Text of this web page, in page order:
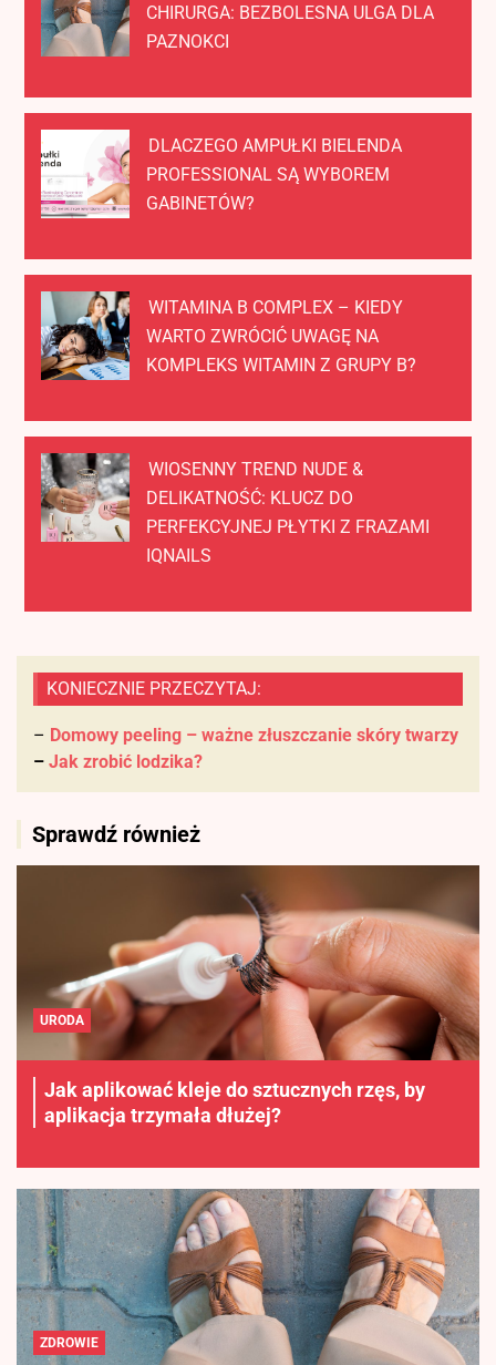
CHIRURGA: BEZBOLESNA ULGA DLA
PAZNOKCI
DLACZEGO AMPUŁKI BIELENDA
PROFESSIONAL SĄ WYBOREM
GABINETÓW?
WITAMINA B COMPLEX – KIEDY
WARTO ZWRÓCIĆ UWAGĘ NA
KOMPLEKS WITAMIN Z GRUPY B?
WIOSENNY TREND NUDE &
DELIKATNOŚĆ: KLUCZ DO
PERFEKCYJNEJ PŁYTKI Z FRAZAMI
IQNAILS
KONIECZNIE PRZECZYTAJ:
– Domowy peeling – ważne złuszczanie skóry twarzy
– Jak zrobić lodzika?
Sprawdź również
URODA
Jak aplikować kleje do sztucznych rzęs, by
aplikacja trzymała dłużej?
ZDROWIE